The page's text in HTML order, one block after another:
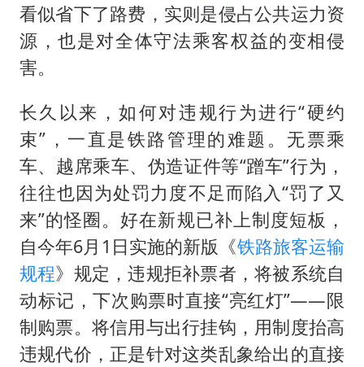
看似省下了路费，实则是侵占公共运力资
源，也是对全体守法乘客权益的变相侵
害。
长久以来，如何对违规行为进行“硬约
束”，一直是铁路管理的难题。无票乘
车、越席乘车、伪造证件等“蹭车”行为，
往往也因为处罚力度不足而陷入“罚了又
来”的怪圈。好在新规已补上制度短板，
自今年6月1日实施的新版《铁路旅客运输
规程》规定，违规拒补票者，将被系统自
动标记，下次购票时直接“亮红灯”——限
制购票。将信用与出行挂钩，用制度抬高
违规代价，正是针对这类乱象给出的直接